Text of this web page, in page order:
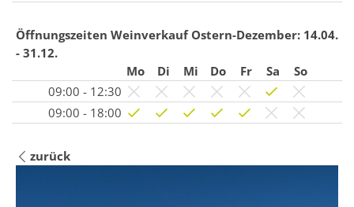
Öffnungszeiten Weinverkauf Ostern-Dezember: 14.04.
- 31.12.
Mo
Di Mi Do Fr Sa
So
09:00 - 12:30
09:00 - 18:00
zurück